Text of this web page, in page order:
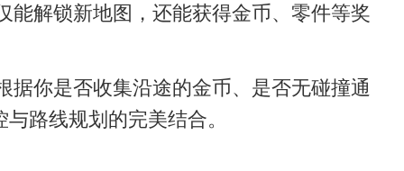
能解锁新地图，还能获得金币、零件等奖
据你是否收集沿途的金币、是否无碰撞通
路线规划的完美结合。